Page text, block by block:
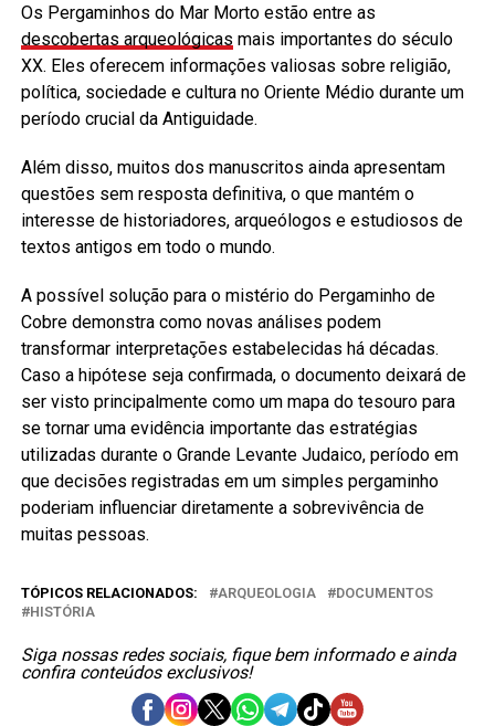
Os Pergaminhos do Mar Morto estão entre as
descobertas arqueológicas mais importantes do século
XX. Eles oferecem informações valiosas sobre religião,
política, sociedade e cultura no Oriente Médio durante um
período crucial da Antiguidade.
Além disso, muitos dos manuscritos ainda apresentam
questões sem resposta definitiva, o que mantém o
interesse de historiadores, arqueólogos e estudiosos de
textos antigos em todo o mundo.
A possível solução para o mistério do Pergaminho de
Cobre demonstra como novas análises podem
transformar interpretações estabelecidas há décadas.
Caso a hipótese seja confirmada, o documento deixará de
ser visto principalmente como um mapa do tesouro para
se tornar uma evidência importante das estratégias
utilizadas durante o Grande Levante Judaico, período em
que decisões registradas em um simples pergaminho
poderiam influenciar diretamente a sobrevivência de
muitas pessoas.
TÓPICOS RELACIONADOS: ARQUEOLOGIA
DOCUMENTOS
HISTÓRIA
Siga nossas redes sociais, fique bem informado e ainda
confira conteúdos exclusivos!